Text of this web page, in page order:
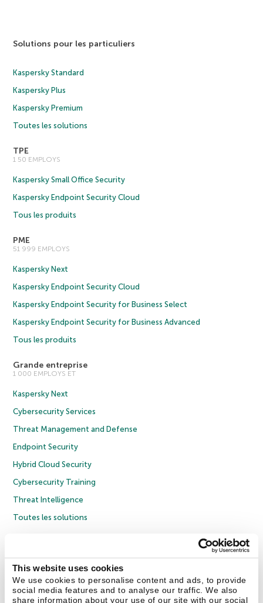
This website uses cookies
We use cookies to personalise content and ads, to provide
social media features and to analyse our traffic. We also
share information about your use of our site with our social
Solutions pour les particuliers
Kaspersky Standard
Kaspersky Plus
Kaspersky Premium
Toutes les solutions
TPE
1 50 EMPLOYS
Kaspersky Small Office Security
Kaspersky Endpoint Security Cloud
Tous les produits
PME
51 999 EMPLOYS
Kaspersky Next
Kaspersky Endpoint Security Cloud
Kaspersky Endpoint Security for Business Select
Kaspersky Endpoint Security for Business Advanced
Tous les produits
Grande entreprise
1 000 EMPLOYS ET
Kaspersky Next
Cybersecurity Services
Threat Management and Defense
Endpoint Security
Hybrid Cloud Security
Cybersecurity Training
Threat Intelligence
Toutes les solutions
Politique de confidentialité
Politique anticorruption
Contrat de licence grand public
Contrat de licence entreprises
Cookies